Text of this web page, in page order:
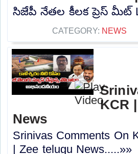
సిజేపీ నేతల కీలక ప్రెస్ మీట్
CATEGORY: NEWS
KCR
News
Srinivas Comments On
| Zee telugu News.....»»